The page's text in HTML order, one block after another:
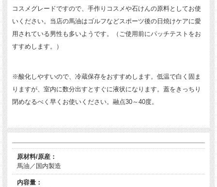
コスメグレードですので、手作りコスメや石けんの原料としてお使
いください。当店の馬油はゴルフなどスポーツ後の日焼けケアに愛
用されている男性も多いようです。（ご使用前にパッチテストをお
すすめします。）
※酸化しやすいので、冷蔵保存をおすすめします。低温で白く固ま
りますが、室内に数分出すとすぐに液状になります。蓋をきっちり
閉めなるべく早くお使いください。融点30～40度。
原材料/原産：
馬油／国内製造
内容量：